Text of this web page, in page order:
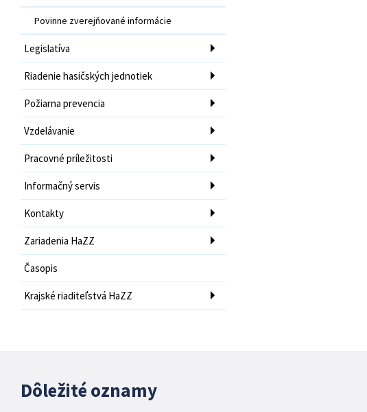
Povinne zverejňované informácie
Legislatíva
Riadenie hasičských jednotiek
Požiarna prevencia
Vzdelávanie
Pracovné príležitosti
Informačný servis
Kontakty
Zariadenia HaZZ
Časopis
Krajské riaditeľstvá HaZZ
Dôležité oznamy